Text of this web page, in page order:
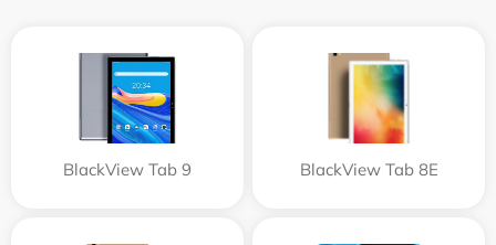
BlackView Tab 9 BlackView Tab 8E